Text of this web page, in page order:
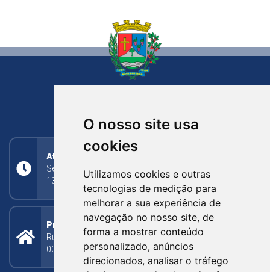
O nosso site usa
cookies
Utilizamos cookies e outras
tecnologias de medição para
melhorar a sua experiência de
navegação no nosso site, de
forma a mostrar conteúdo
personalizado, anúncios
direcionados, analisar o tráfego
Atendimento
Segunda a Sexta: 8h às 11h30min (manhã);
13h30min às 17h (tarde)
Prefeitura Municipal
Rua Silva Jardim, 505 - Bairro Centro - CEP: 95340-
000